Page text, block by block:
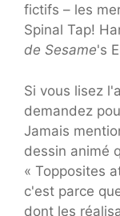
fictifs – les
Spinal Tap!
de Sesame's
Si vous lisez
demandez
Jamais
dessin animé
« Topposites
c'est parce
dont les